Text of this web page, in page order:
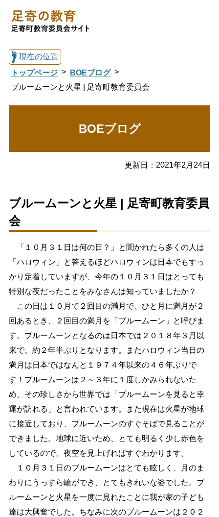
図書館 国際交流
文字サイズ
標準 拡大
色合い
白 黒 黄 青
リセット
language
閉じる
現在の位置
トップページ
BOEブログ
ブルームーンと火星 | 足寄町教育委員会
BOEブログ
更新日： 2021年2月24日
ブルームーンと火星 | 足寄町教育委員
会
「１０月３１日は何の日？」と聞かれたら多くの人は
「ハロウィン」と答えるほどハロウィンは日本でもすっ
かり定着していますが、今年の１０月３１日はとっても
特別な夜だったことをみなさんは知っていましたか？
この日は１０月で２回目の満月で、ひと月に満月が２
回あるとき、２回目の満月を「ブルームーン」と呼びま
す。ブルームーンとなるのは日本では２０１８年３月以
来で、約２年半ぶりとなります。またハロウィン当日の
満月は日本ではなんと１９７４年以来の４６年ぶりで
す！ブルームーンは２～３年に１度しかみられないた
め、その珍しさから世界では「ブルームーンを見ると幸
運が訪れる」と言われています。また現在は火星が地球
に接近しており、ブルームーンのすぐそばで見ることが
できました。地球に近いため、とても明るく少し赤色を
しているので、夜空を見上げればすぐわかります。
１０月３１日のブルームーンはとても眩しく、月のま
わりにうっすら輪ができ、とてもきれいな姿でした。ブ
ルームーンと火星を一度に見れたことに我が家の子ども
達は大興奮でした。ちなみに次のブルームーンは２０２